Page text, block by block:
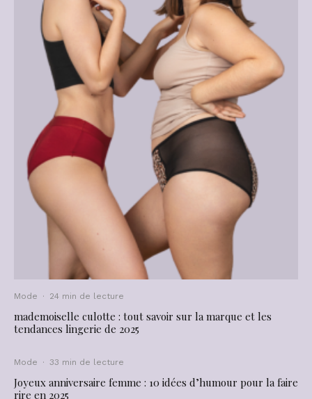
Mode · 24 min de lecture
mademoiselle culotte : tout savoir sur la marque et les
tendances lingerie de 2025
Mode · 33 min de lecture
Joyeux anniversaire femme : 10 idées d’humour pour la faire
rire en 2025